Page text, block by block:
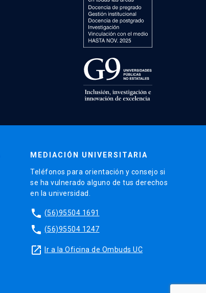
MEDIACIÓN UNIVERSITARIA
Teléfonos para orientación y consejo si
se ha vulnerado alguno de tus derechos
en la universidad.
phone (56)95504 1691
phone (56)95504 1247
launch Ir a la Oficina de Ombuds UC